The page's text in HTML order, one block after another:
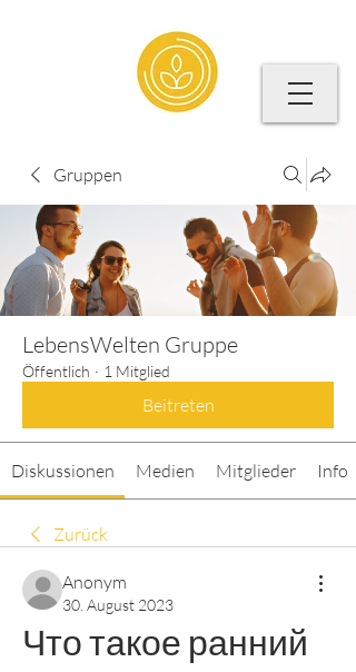
Gruppen
LebensWelten Gruppe
Öffentlich · 1 Mitglied
Beitreten
Diskussionen Medien Mitglieder Info
Zurück
Anonym
30. August 2023
Что такое ранний